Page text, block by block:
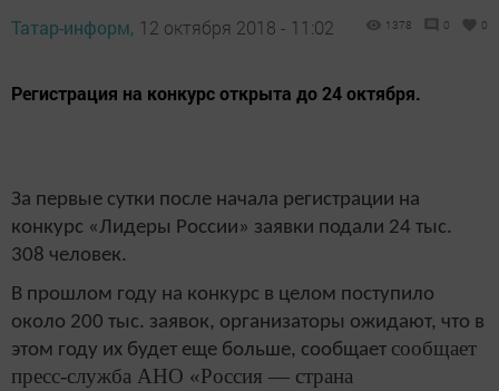
Татар-информ, 12 октября 2018 - 11:02 1378 0 0
Регистрация на конкурс открыта до 24 октября.
За первые сутки после начала регистрации на
конкурс «Лидеры России» заявки подали 24 тыс.
308 человек.
В прошлом году на конкурс в целом поступило
около 200 тыс. заявок, организаторы ожидают, что в
этом году их будет еще больше, сообщает сообщает
пресс-служба АНО «Россия — страна